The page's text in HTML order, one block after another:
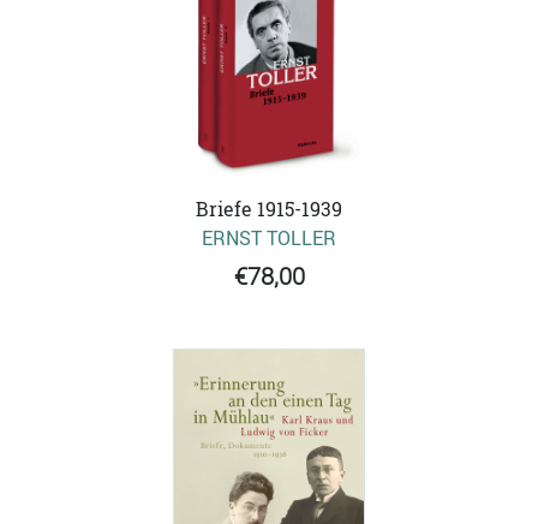
Briefe 1915-1939
ERNST TOLLER
€78,00